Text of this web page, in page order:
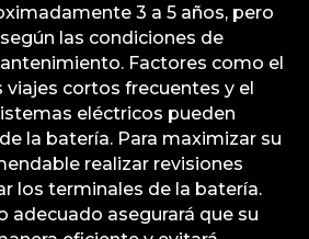
3 a 5 años, pero
las condiciones de
Factores como el
viajes cortos frecuentes y el
eléctricos pueden
la batería. Para maximizar su
realizar revisiones
los terminales de la batería.
adecuado asegurará que su